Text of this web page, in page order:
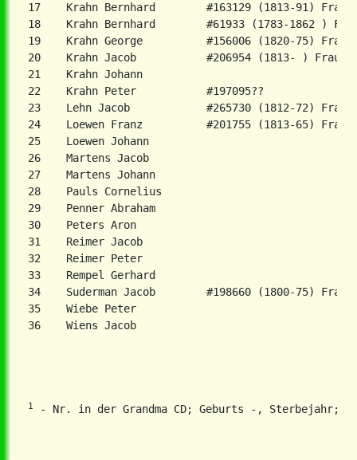
17    Krahn Bernhard        #163129 (1813-91) Frau
18    Krahn Bernhard        #61933 (1783-1862 )
19    Krahn George          #156006 (1820-75) Frau
20    Krahn Jacob           #206954 (1813- ) Frau
21    Krahn Johann
22    Krahn Peter           #197095??
23    Lehn Jacob            #265730 (1812-72) Frau
24    Loewen Franz          #201755 (1813-65) Frau
25    Loewen Johann
26    Martens Jacob
27    Martens Johann
28    Pauls Cornelius
29    Penner Abraham
30    Peters Aron
31    Reimer Jacob
32    Reimer Peter
33    Rempel Gerhard
34    Suderman Jacob        #198660 (1800-75) Frau
35    Wiebe Peter
1